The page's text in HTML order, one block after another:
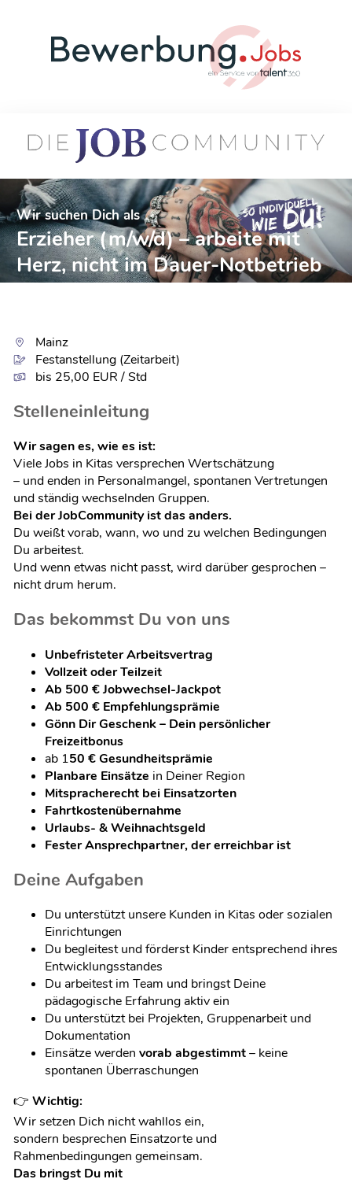
Wir suchen Dich als
Erzieher (m/w/d) – arbeite mit
Herz, nicht im Dauer-Notbetrieb
Mainz
Festanstellung (Zeitarbeit)
bis 25,00 EUR / Std
Stelleneinleitung
Wir sagen es, wie es ist:
Viele Jobs in Kitas versprechen Wertschätzung
– und enden in Personalmangel, spontanen Vertretungen
und ständig wechselnden Gruppen.
Bei der JobCommunity ist das anders.
Du weißt vorab, wann, wo und zu welchen Bedingungen
Du arbeitest.
Und wenn etwas nicht passt, wird darüber gesprochen –
nicht drum herum.
Das bekommst Du von uns
Unbefristeter Arbeitsvertrag
Vollzeit oder Teilzeit
Ab 500 € Jobwechsel-Jackpot
Ab 500 € Empfehlungsprämie
Gönn Dir Geschenk – Dein persönlicher
Freizeitbonus
ab 150 € Gesundheitsprämie
Planbare Einsätze in Deiner Region
Mitspracherecht bei Einsatzorten
Fahrtkostenübernahme
Urlaubs- & Weihnachtsgeld
Fester Ansprechpartner, der erreichbar ist
Deine Aufgaben
Du unterstützt unsere Kunden in Kitas oder sozialen
Einrichtungen
Du begleitest und förderst Kinder entsprechend ihres
Entwicklungsstandes
Du arbeitest im Team und bringst Deine
pädagogische Erfahrung aktiv ein
Du unterstützt bei Projekten, Gruppenarbeit und
Dokumentation
Einsätze werden vorab abgestimmt– keine
spontanen Überraschungen
👉 Wichtig:
Wir setzen Dich nicht wahllos ein,
sondern besprechen Einsatzorte und
Rahmenbedingungen gemeinsam.
Das bringst Du mit